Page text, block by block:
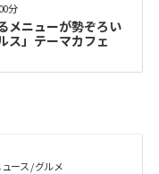
メニューが勢ぞろい
ス」テーマカフェ
分
ース / グルメ